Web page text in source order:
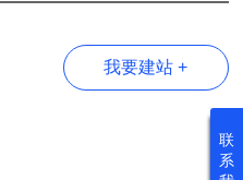
联
系
我要建站 +